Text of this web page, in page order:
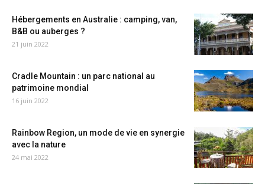
Hébergements en Australie : camping, van,
B&B ou auberges ?
21 juin 2022
Cradle Mountain : un parc national au
patrimoine mondial
16 juin 2022
Rainbow Region, un mode de vie en synergie
avec la nature
24 mai 2022